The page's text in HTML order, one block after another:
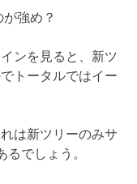
強め？
ンを見ると、新ツ
トータルではイー
は新ツリーのみサ
でしょう。